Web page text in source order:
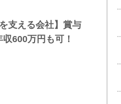
支える会社】賞与
600万円も可！